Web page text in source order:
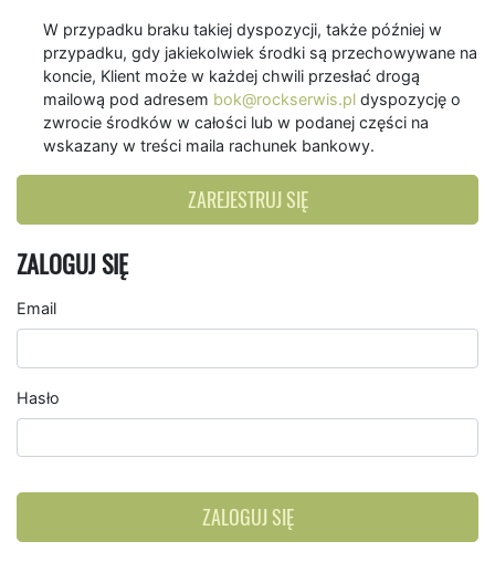
W przypadku braku takiej dyspozycji, także później w
przypadku, gdy jakiekolwiek środki są przechowywane na
koncie, Klient może w każdej chwili przesłać drogą
mailową pod adresem bok@rockserwis.pl dyspozycję o
zwrocie środków w całości lub w podanej części na
wskazany w treści maila rachunek bankowy.
ZAREJESTRUJ SIĘ
ZALOGUJ SIĘ
Email
Hasło
ZALOGUJ SIĘ